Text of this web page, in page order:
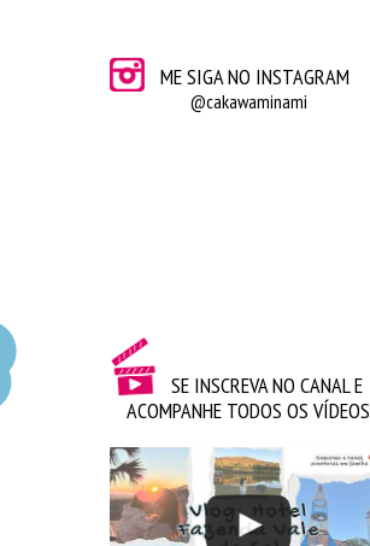
ME SIGA NO INSTAGRAM
@cakawaminami
SE INSCREVA NO CANAL E
ACOMPANHE TODOS OS VÍDEOS